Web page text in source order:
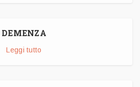
DEMENZA
Leggi tutto